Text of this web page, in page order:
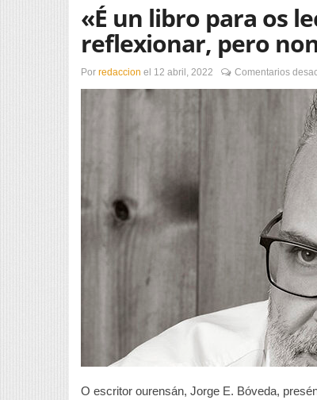
«É un libro para os
reflexionar, pero
Por redaccion el 12 abril, 2022 Comentarios
O escritor ourensán, Jorge E. Bóveda,